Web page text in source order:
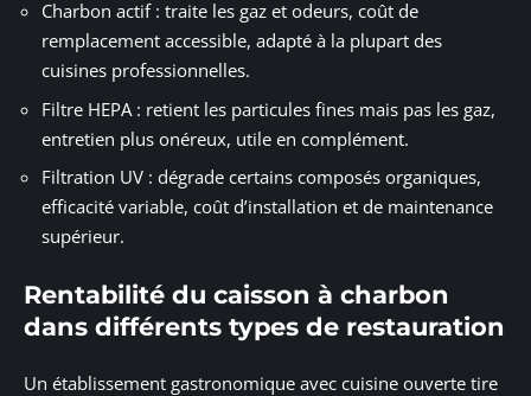
Charbon actif : traite les gaz et odeurs, coût de
remplacement accessible, adapté à la plupart des
cuisines professionnelles.
Filtre HEPA : retient les particules fines mais pas les gaz,
entretien plus onéreux, utile en complément.
Filtration UV : dégrade certains composés organiques,
efficacité variable, coût d’installation et de maintenance
supérieur.
Rentabilité du caisson à charbon
dans différents types de restauration
Un établissement gastronomique avec cuisine ouverte tire